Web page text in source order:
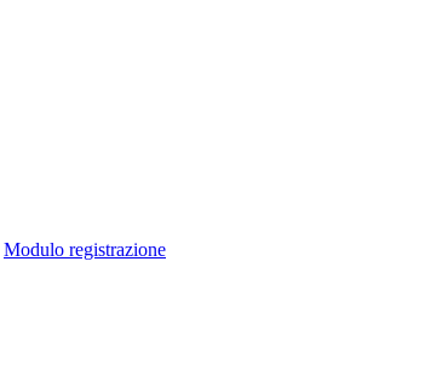
Modulo registrazione